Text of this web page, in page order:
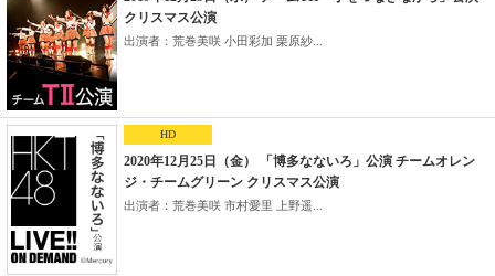
クリスマス公演
出演者：荒巻美咲 小田彩加 栗原紗...
HD
2020年12月25日（金） 「博多なないろ」公演 チームオレン
ジ・チームグリーン クリスマス公演
出演者：荒巻美咲 市村愛里 上野遥...